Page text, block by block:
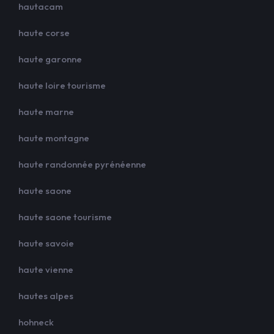
hautacam
haute corse
haute garonne
haute loire tourisme
haute marne
haute montagne
haute randonnée pyrénéenne
haute saone
haute saone tourisme
haute savoie
haute vienne
hautes alpes
hohneck